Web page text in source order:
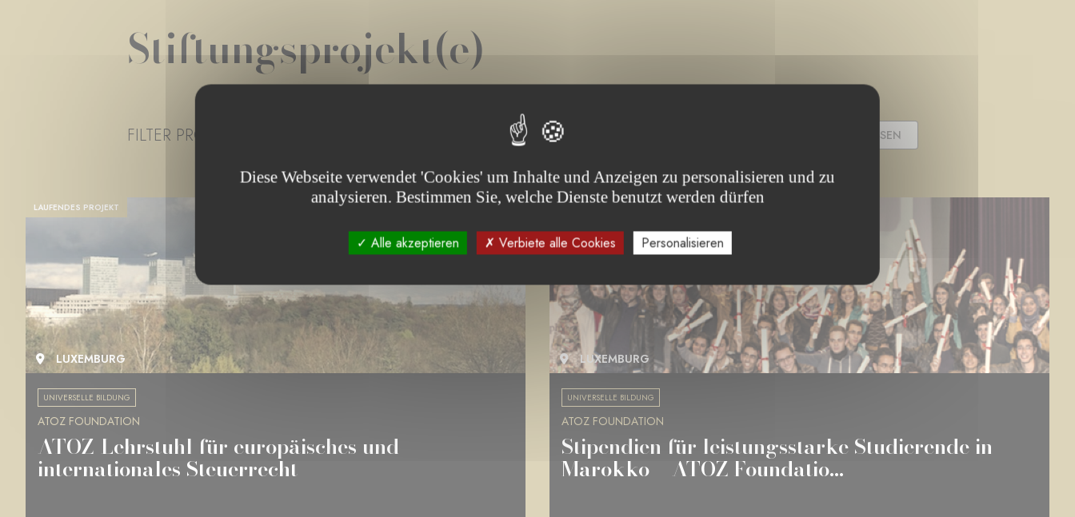
Stiftungsprojekt(e)
FILTER PROJECT STATUS IN DER AUSSCHREIBUNG PROJEKT ABGESCHLOSSEN
LAUFENDES PROJEKT
LUXEMBURG
UNIVERSELLE BILDUNG
ATOZ FOUNDATION
ATOZ-Lehrstuhl für europäisches und
internationales Steuerrecht
LUXEMBURG
UNIVERSELLE BILDUNG
ATOZ FOUNDATION
Stipendien für leistungsstarke Studierende in
Marokko – ATOZ Foundatio...
Diese Webseite verwendet 'Cookies' um Inhalte und Anzeigen zu personalisieren und zu
analysieren. Bestimmen Sie, welche Dienste benutzt werden dürfen
Alle akzeptieren Verbiete alle Cookies Personalisieren